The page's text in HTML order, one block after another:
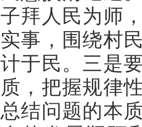
子拜人民为师
实事，围绕村
计于民。三是
质，把握规律
总结问题的本